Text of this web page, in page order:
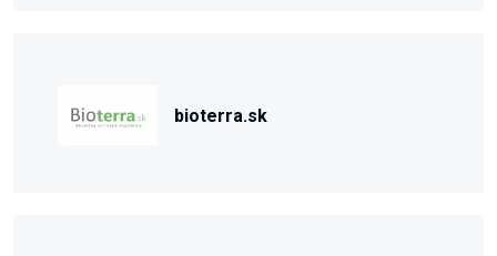
bioterra.sk